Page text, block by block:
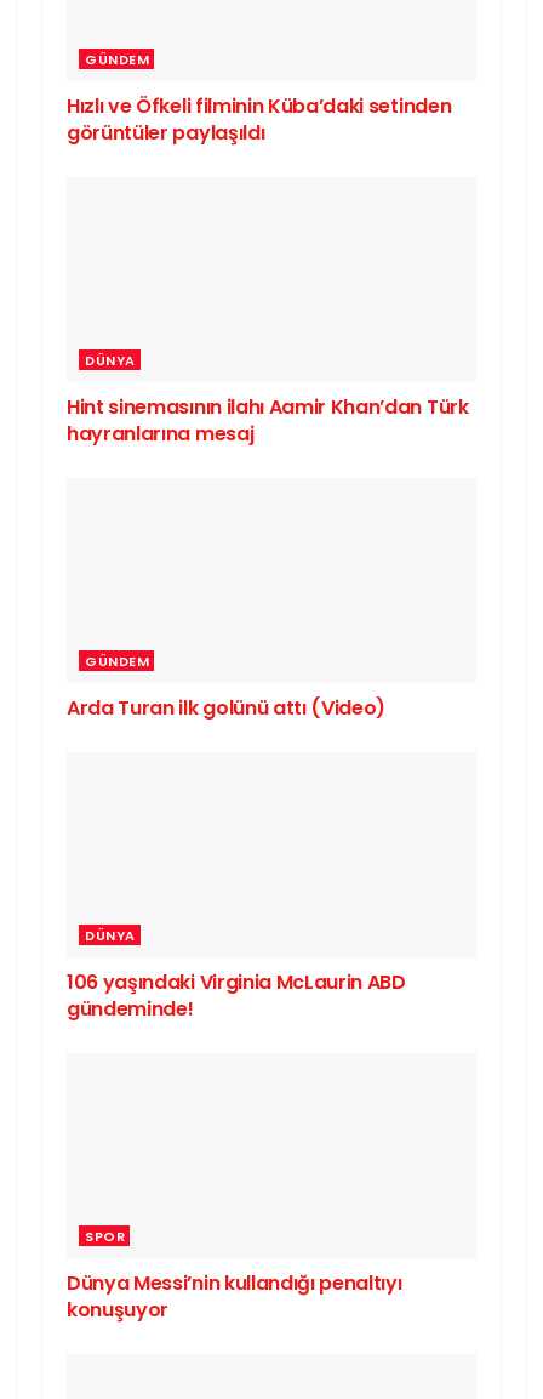
GÜNDEM
Hızlı ve Öfkeli filminin Küba’daki setinden
görüntüler paylaşıldı
DÜNYA
Hint sinemasının ilahı Aamir Khan’dan Türk
hayranlarına mesaj
GÜNDEM
Arda Turan ilk golünü attı (Video)
DÜNYA
106 yaşındaki Virginia McLaurin ABD
gündeminde!
SPOR
Dünya Messi’nin kullandığı penaltıyı
konuşuyor